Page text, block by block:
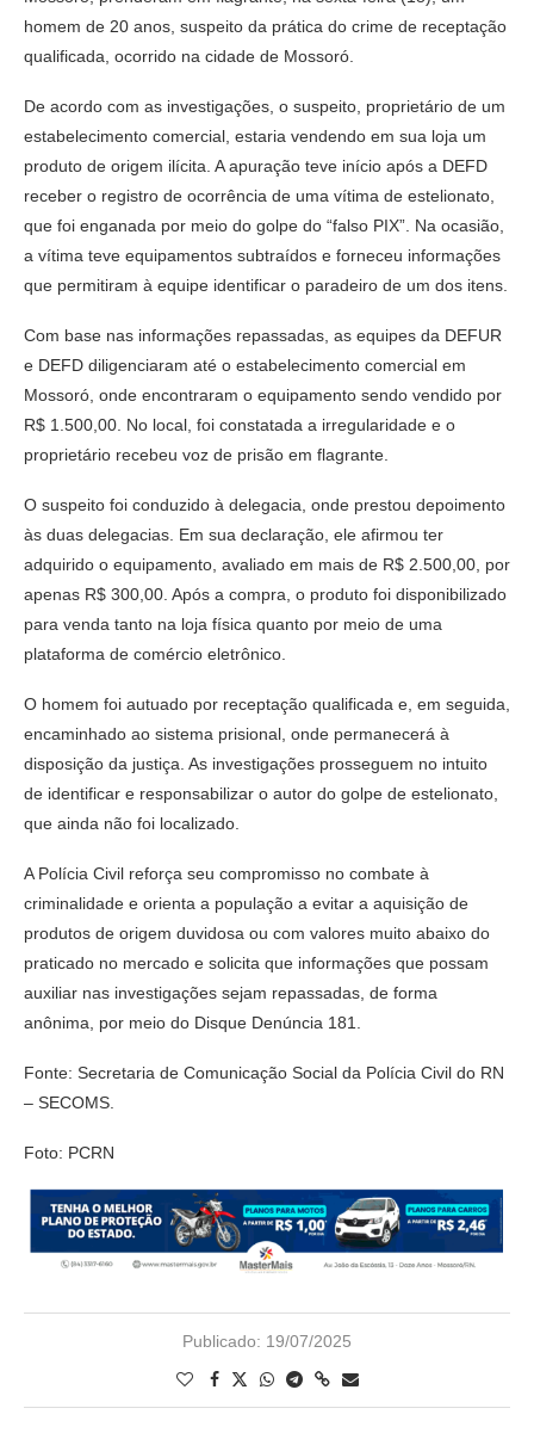
homem de 20 anos, suspeito da prática do crime de receptação
qualificada, ocorrido na cidade de Mossoró.
De acordo com as investigações, o suspeito, proprietário de um
estabelecimento comercial, estaria vendendo em sua loja um
produto de origem ilícita. A apuração teve início após a DEFD
receber o registro de ocorrência de uma vítima de estelionato,
que foi enganada por meio do golpe do “falso PIX”. Na ocasião,
a vítima teve equipamentos subtraídos e forneceu informações
que permitiram à equipe identificar o paradeiro de um dos itens.
Com base nas informações repassadas, as equipes da DEFUR
e DEFD diligenciaram até o estabelecimento comercial em
Mossoró, onde encontraram o equipamento sendo vendido por
R$ 1.500,00. No local, foi constatada a irregularidade e o
proprietário recebeu voz de prisão em flagrante.
O suspeito foi conduzido à delegacia, onde prestou depoimento
às duas delegacias. Em sua declaração, ele afirmou ter
adquirido o equipamento, avaliado em mais de R$ 2.500,00, por
apenas R$ 300,00. Após a compra, o produto foi disponibilizado
para venda tanto na loja física quanto por meio de uma
plataforma de comércio eletrônico.
O homem foi autuado por receptação qualificada e, em seguida,
encaminhado ao sistema prisional, onde permanecerá à
disposição da justiça. As investigações prosseguem no intuito
de identificar e responsabilizar o autor do golpe de estelionato,
que ainda não foi localizado.
A Polícia Civil reforça seu compromisso no combate à
criminalidade e orienta a população a evitar a aquisição de
produtos de origem duvidosa ou com valores muito abaixo do
praticado no mercado e solicita que informações que possam
auxiliar nas investigações sejam repassadas, de forma
anônima, por meio do Disque Denúncia 181.
Fonte: Secretaria de Comunicação Social da Polícia Civil do RN
– SECOMS.
Foto: PCRN
Publicado: 19/07/2025